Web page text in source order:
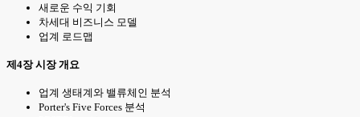
새로운 수익 기회
차세대 비즈니스 모델
업계 로드맵
제4장 시장 개요
업계 생태계와 밸류체인 분석
Porter's Five Forces 분석